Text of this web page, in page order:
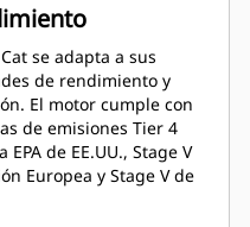
Las licencias se
en la máquina de
o manual.
se adapta a sus
de rendimiento y
El motor cumple con
de emisiones Tier 4
EPA de EE.UU., Stage V
Europea y Stage V de